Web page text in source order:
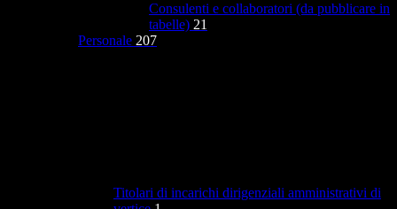
Consulenti e collaboratori (da pubblicare in
tabelle) 21
Personale 207
Titolari di incarichi dirigenziali amministrativi di